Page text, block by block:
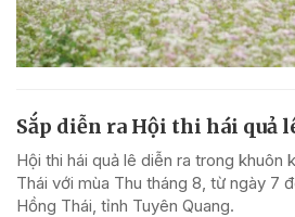
Sắp diễn ra Hội thi hái quả
Hội thi hái quả lê diễn ra trong khuôn
Thái với mùa Thu tháng 8, từ ngày 7
Hồng Thái, tỉnh Tuyên Quang.